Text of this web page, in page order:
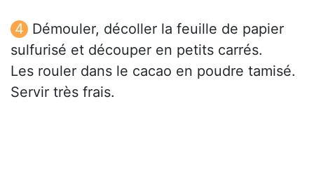
Démouler, décoller la feuille de papier
sulfurisé et découper en petits carrés.
Les rouler dans le cacao en poudre tamisé.
Servir très frais.